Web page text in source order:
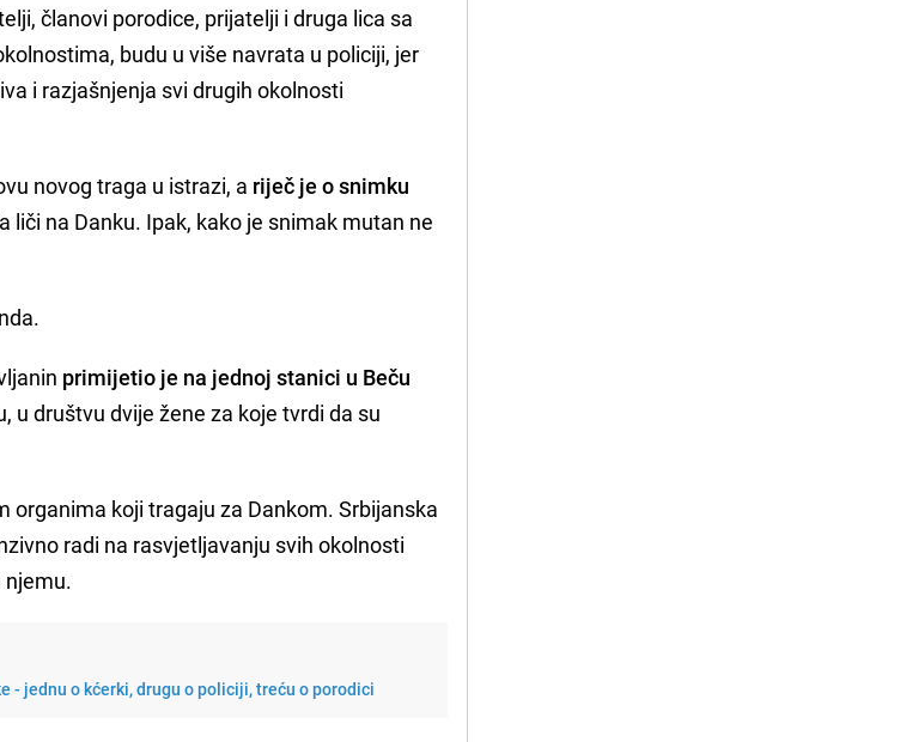
članovi porodice, prijatelji i druga lica sa
budu u više navrata u policiji, jer
i razjašnjenja svi drugih okolnosti
novog traga u istrazi, a riječ je o snimku
liči na Danku. Ipak, kako je snimak mutan ne
primijetio je na jednoj stanici u Beču
u društvu dvije žene za koje tvrdi da su
organima koji tragaju za Dankom. Srbijanska
radi na rasvjetljavanju svih okolnosti
njemu.
- jednu o kćerki, drugu o policiji, treću o porodici